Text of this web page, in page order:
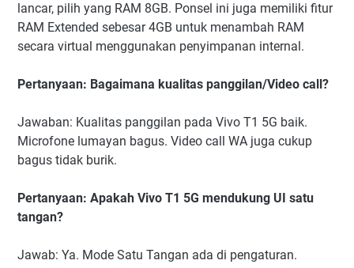
lancar, pilih yang RAM 8GB. Ponsel ini juga memiliki fitur
RAM Extended sebesar 4GB untuk menambah RAM
secara virtual menggunakan penyimpanan internal.
Pertanyaan: Bagaimana kualitas panggilan/Video call?
Jawaban: Kualitas panggilan pada Vivo T1 5G baik.
Microfone lumayan bagus. Video call WA juga cukup
bagus tidak burik.
Pertanyaan: Apakah Vivo T1 5G mendukung UI satu
tangan?
Jawab: Ya. Mode Satu Tangan ada di pengaturan.